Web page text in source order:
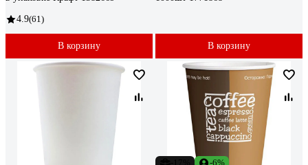
4.9(61)
В корзину В корзину
-6%